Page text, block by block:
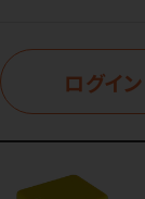
ログイン